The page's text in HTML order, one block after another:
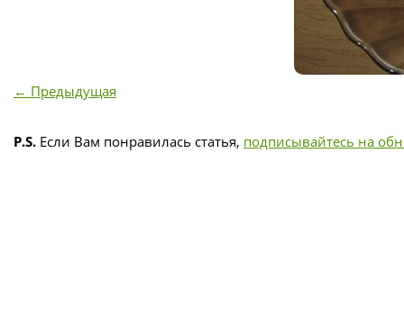
← Предыдущая
P.S. Если Вам понравилась статья, подписывайтесь на